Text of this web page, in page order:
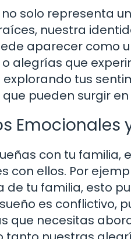
solo representa
nuestra
aparecer como
alegrías que
tus
pueden surgir
Emocionales
con tu familia,
con ellos. Por
de tu familia, esto
es conflictivo,
que necesitas